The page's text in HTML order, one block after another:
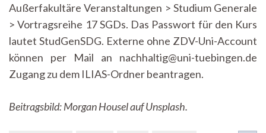
Außerfakultäre Veranstaltungen > Studium Generale
> Vortragsreihe 17 SGDs. Das Passwort für den Kurs
lautet StudGenSDG. Externe ohne ZDV-Uni-Account
können per Mail an nachhaltig@uni-tuebingen.de
Zugang zu dem ILIAS-Ordner beantragen.
Beitragsbild: Morgan Housel auf Unsplash.